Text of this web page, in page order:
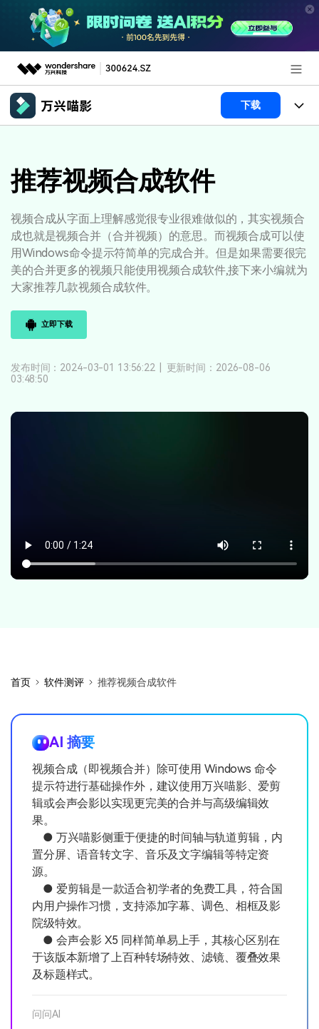
推荐产品
新闻中心
加入我们
帮助中心
客服热线：
下载
产品系统
AI功能
AI 文本转视频 NEW
AI 图生视频 NEW
AI 绘画
AI 视频续写
文本
解决方案
政企服务
专业创作人群
品牌合作故事
使用教程
文章资讯
其他
帮助中心
产品支持
推荐视频合成软件
视频合成从字面上理解感觉很专业很难做似的，其实视频合
成也就是视频合并（合并视频）的意思。而视频合成可以使
用Windows命令提示符简单的完成合并。但是如果需要很完
美的合并更多的视频只能使用视频合成软件,接下来小编就为
大家推荐几款视频合成软件。
立即下载
发布时间：2024-03-01 13:56:22
更新时间：2026-08-06
03:48:50
首页 软件测评 推荐视频合成软件
AI 摘要
视频合成（即视频合并）除可使用 Windows 命令
提示符进行基础操作外，建议使用万兴喵影、爱剪
辑或会声会影以实现更完美的合并与高级编辑效
果。
● 万兴喵影侧重于便捷的时间轴与轨道剪辑，内
置分屏、语音转文字、音乐及文字编辑等特定资
源。
● 爱剪辑是一款适合初学者的免费工具，符合国
内用户操作习惯，支持添加字幕、调色、相框及影
院级特效。
● 会声会影 X5 同样简单易上手，其核心区别在
于该版本新增了上百种转场特效、滤镜、覆叠效果
及标题样式。
问问AI